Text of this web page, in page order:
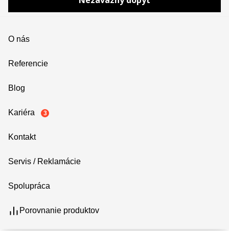
O nás
Referencie
Blog
Kariéra 3
Kontakt
Servis / Reklamácie
Spolupráca
Porovnanie produktov